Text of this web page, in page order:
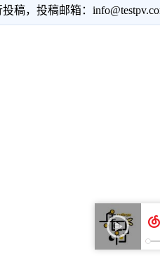
稿，投稿邮箱：